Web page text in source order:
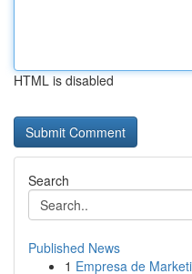
HTML is disabled
Search
Published News
1 Empresa de